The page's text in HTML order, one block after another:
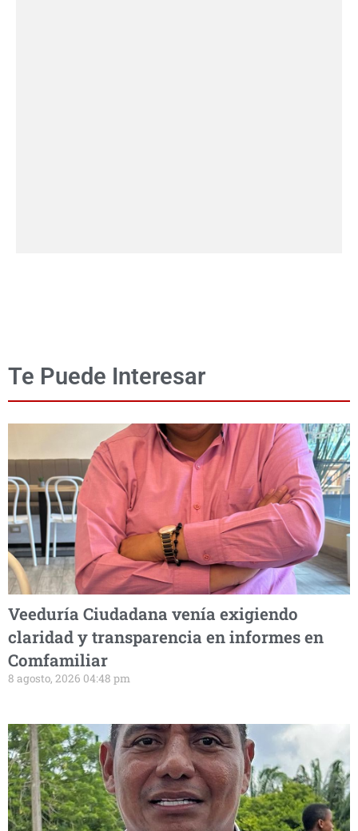
Te Puede Interesar
Veeduría Ciudadana venía exigiendo
claridad y transparencia en informes en
Comfamiliar
8 agosto, 2026 04:48 pm